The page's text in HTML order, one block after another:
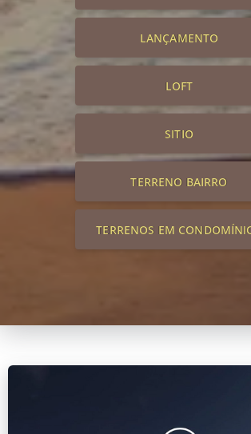
LANÇAMENTO
LOFT
SITIO
TERRENO BAIRRO
TERRENOS EM